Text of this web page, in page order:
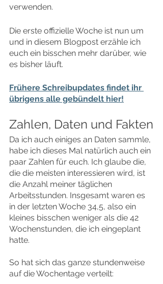
verwenden.
Die erste offizielle Woche ist nun um
und in diesem Blogpost erzähle ich
euch ein bisschen mehr darüber, wie
es bisher läuft.
Frühere Schreibupdates findet ihr
übrigens alle gebündelt hier!
Zahlen, Daten und Fakten
Da ich auch einiges an Daten sammle,
habe ich dieses Mal natürlich auch ein
paar Zahlen für euch. Ich glaube die,
die die meisten interessieren wird, ist
die Anzahl meiner täglichen
Arbeitsstunden. Insgesamt waren es
in der letzten Woche 34,5, also ein
kleines bisschen weniger als die 42
Wochenstunden, die ich eingeplant
hatte.
So hat sich das ganze stundenweise
auf die Wochentage verteilt: